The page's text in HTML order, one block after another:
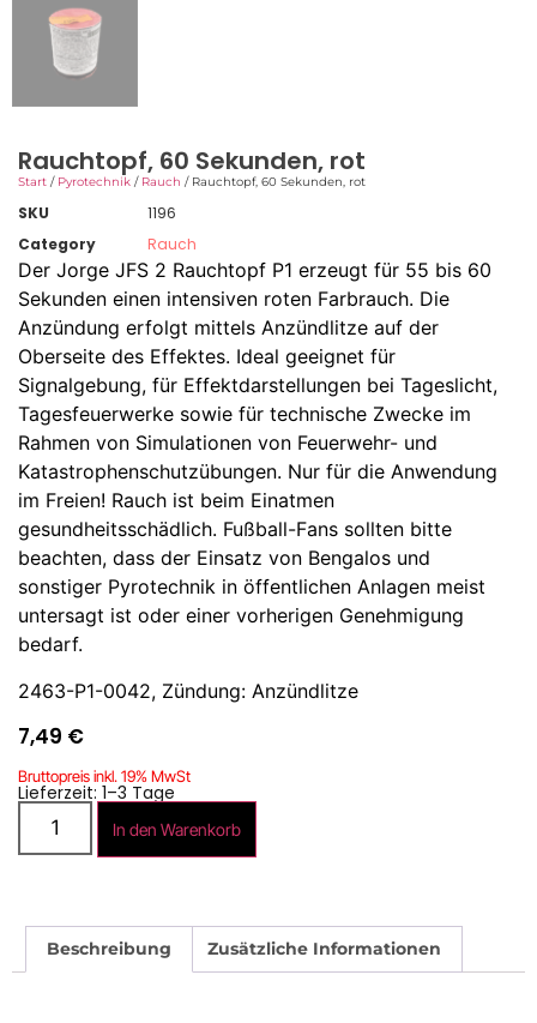
Rauchtopf, 60 Sekunden, rot
Start / Pyrotechnik / Rauch / Rauchtopf, 60 Sekunden, rot
SKU
1196
Category
Rauch
Der Jorge JFS 2 Rauchtopf P1 erzeugt für 55 bis 60
Sekunden einen intensiven roten Farbrauch. Die
Anzündung erfolgt mittels Anzündlitze auf der
Oberseite des Effektes. Ideal geeignet für
Signalgebung, für Effektdarstellungen bei Tageslicht,
Tagesfeuerwerke sowie für technische Zwecke im
Rahmen von Simulationen von Feuerwehr- und
Katastrophenschutzübungen. Nur für die Anwendung
im Freien! Rauch ist beim Einatmen
gesundheitsschädlich. Fußball-Fans sollten bitte
beachten, dass der Einsatz von Bengalos und
sonstiger Pyrotechnik in öffentlichen Anlagen meist
untersagt ist oder einer vorherigen Genehmigung
bedarf.
2463-P1-0042, Zündung: Anzündlitze
7,49 €
Bruttopreis inkl. 19% MwSt
Lieferzeit: 1–3 Tage
In den Warenkorb
Beschreibung Zusätzliche Informationen